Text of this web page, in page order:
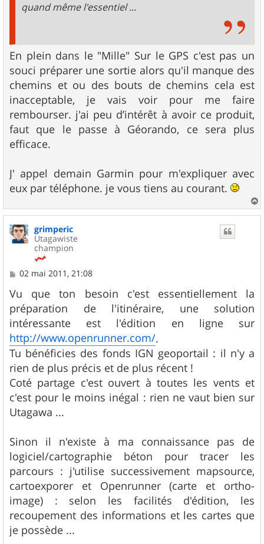
quand même l'essentiel ...
En plein dans le "Mille" Sur le GPS c'est pas un
souci préparer une sortie alors qu'il manque des
chemins et ou des bouts de chemins cela est
inacceptable, je vais voir pour me faire
rembourser. j'ai peu d’intérêt à avoir ce produit,
faut que le passe à Géorando, ce sera plus
efficace.
J' appel demain Garmin pour m'expliquer avec
eux par téléphone. je vous tiens au courant.
a
grimperic
Utagawiste
champion
M
s
s
a
g
e
02 mai 2011, 21:08
Vu que ton besoin c'est essentiellement la
préparation de l'itinéraire, une solution
intéressante est l'édition en ligne sur
http://www.openrunner.com/.
Tu bénéficies des fonds IGN geoportail : il n'y a
rien de plus précis et de plus récent !
Coté partage c'est ouvert à toutes les vents et
c'est pour le moins inégal : rien ne vaut bien sur
Utagawa ...
Sinon il n'existe à ma connaissance pas de
logiciel/cartographie béton pour tracer les
parcours : j'utilise successivement mapsource,
cartoexporer et Openrunner (carte et ortho-
image) : selon les facilités d'édition, les
recoupement des informations et les cartes que
je possède ...